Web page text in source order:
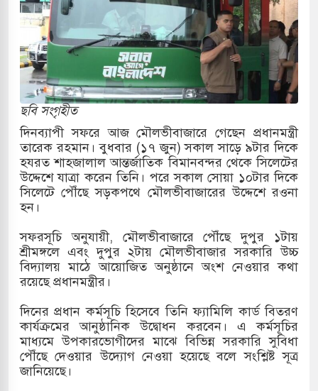
জুমার বয়ান ও নামাজ পড়াবেন দেওবন্দের
ছাড়লেন জনপ্রিয় ভারতীয় সাংবাদিক ময়ূখ রঞ্জন
অ্যারেস্ট আবেদন, বরগুনার এসআইয়ের বিরুদ্ধে
জাদুঘর নতুন বাংলাদেশের পথচলার কেন্দ্র হবে: ড.
বিভিন্ন খাতে সৌদির বিনিয়োগের আহবান প্রধানমন্ত্রীর
পথে ইসরায়েলীরা,হাতছাড়ার ঝুঁকিতে জরুরি
ছবি সংগৃহীত
দিনব্যাপী সফরে আজ মৌলভীবাজারে গেছেন প্রধানমন্ত্রী
তারেক রহমান। বুধবার (১৭ জুন) সকাল সাড়ে ৯টার দিকে
হযরত শাহজালাল আন্তর্জাতিক বিমানবন্দর থেকে সিলেটের
উদ্দেশে যাত্রা করেন তিনি। পরে সকাল সোয়া ১০টার দিকে
সিলেটে পৌঁছে সড়কপথে মৌলভীবাজারের উদ্দেশে রওনা
হন।
সফরসূচি অনুযায়ী, মৌলভীবাজারে পৌঁছে দুপুর ১টায়
শ্রীমঙ্গলে এবং দুপুর ২টায় মৌলভীবাজার সরকারি উচ্চ
বিদ্যালয় মাঠে আয়োজিত অনুষ্ঠানে অংশ নেওয়ার কথা
রয়েছে প্রধানমন্ত্রীর।
দিনের প্রধান কর্মসূচি হিসেবে তিনি ফ্যামিলি কার্ড বিতরণ
কার্যক্রমের আনুষ্ঠানিক উদ্বোধন করবেন। এ কর্মসূচির
মাধ্যমে উপকারভোগীদের মাঝে বিভিন্ন সরকারি সুবিধা
পৌঁছে দেওয়ার উদ্যোগ নেওয়া হয়েছে বলে সংশ্লিষ্ট সূত্র
জানিয়েছে।